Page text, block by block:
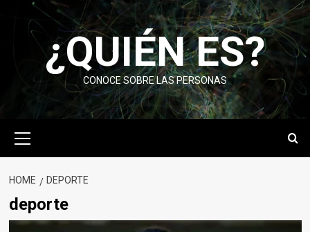
¿QUIÉN ES?
CONOCE SOBRE LAS PERSONAS
Menu
HOME DEPORTE
deporte